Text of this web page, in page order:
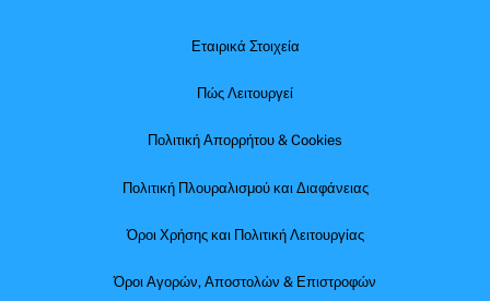
Εταιρικά Στοιχεία
Πώς Λειτουργεί
Πολιτική Απορρήτου & Cookies
Πολιτική Πλουραλισμού και Διαφάνειας
Όροι Χρήσης και Πολιτική Λειτουργίας
Όροι Αγορών, Αποστολών & Επιστροφών